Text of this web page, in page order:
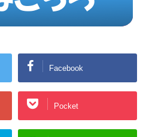
Facebook
Pocket